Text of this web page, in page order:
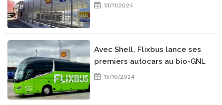
13/11/2024
Avec Shell, Flixbus lance ses
premiers autocars au bio-GNL
15/10/2024